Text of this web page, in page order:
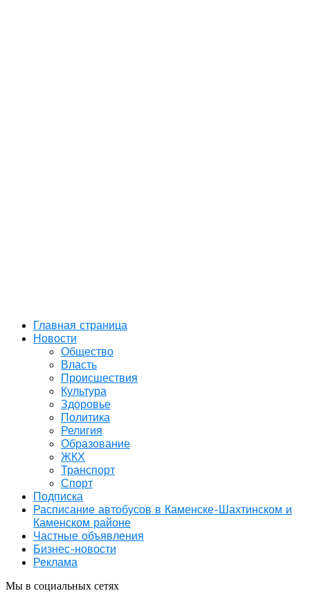
Главная страница
Новости
Общество
Власть
Происшествия
Культура
Здоровье
Политика
Религия
Образование
ЖКХ
Транспорт
Спорт
Подписка
Расписание автобусов в Каменске-Шахтинском и
Каменском районе
Частные объявления
Бизнес-новости
Реклама
Мы в социальных сетях